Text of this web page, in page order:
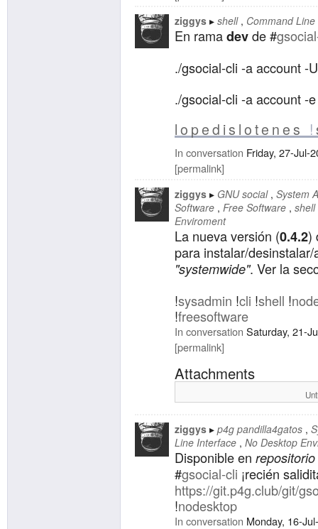
ziggys shell Command
En ramadevde #
./gsocial-cli -a account -
./gsocial-cli -a account -
lopedislotenes !
In conversation Friday, 27-Jul-
permalink
ziggys GNU social System
Software Free Software shell
Enviroment
La nueva versión (0.4.2)
para instalar/
"systemwide". Ver la
!sysadmin !cli !shell !
!freesoftware
In conversation Saturday, 21-
permalink
Attachments
ziggys p4g pandilla4gatos
Line Interface No Desktop
Disponible en
#gsocial-cli ¡recién
https://git.p4g.club/git/
!nodesktop
In conversation Monday, 16-